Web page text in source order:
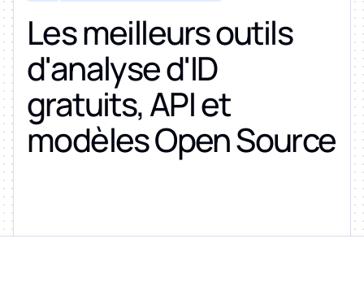
Les meilleurs outils
d'analyse d'ID
gratuits, API et
modèles Open Source